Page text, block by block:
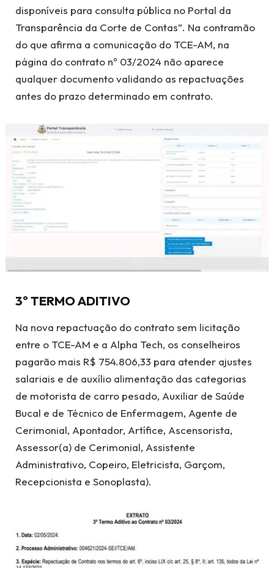
disponíveis para consulta pública no Portal da
Transparência da Corte de Contas”. Na contramão
do que afirma a comunicação do TCE-AM, na
página do contrato nº 03/2024 não aparece
qualquer documento validando as repactuações
antes do prazo determinado em contrato.
3º TERMO ADITIVO
Na nova repactuação do contrato sem licitação
entre o TCE-AM e a Alpha Tech, os conselheiros
pagarão mais R$ 754.806,33 para atender ajustes
salariais e de auxílio alimentação das categorias
de motorista de carro pesado, Auxiliar de Saúde
Bucal e de Técnico de Enfermagem, Agente de
Cerimonial, Apontador, Artífice, Ascensorista,
Assessor(a) de Cerimonial, Assistente
Administrativo, Copeiro, Eletricista, Garçom,
Recepcionista e Sonoplasta).